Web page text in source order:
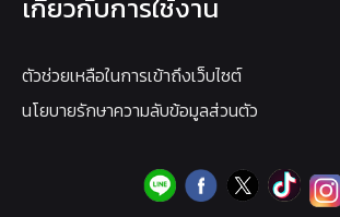
เกี่ยวกับการใช้งาน
ตัวช่วยเหลือในการเข้าถึงเว็บไซต์
นโยบายรักษาความลับข้อมูลส่วนตัว